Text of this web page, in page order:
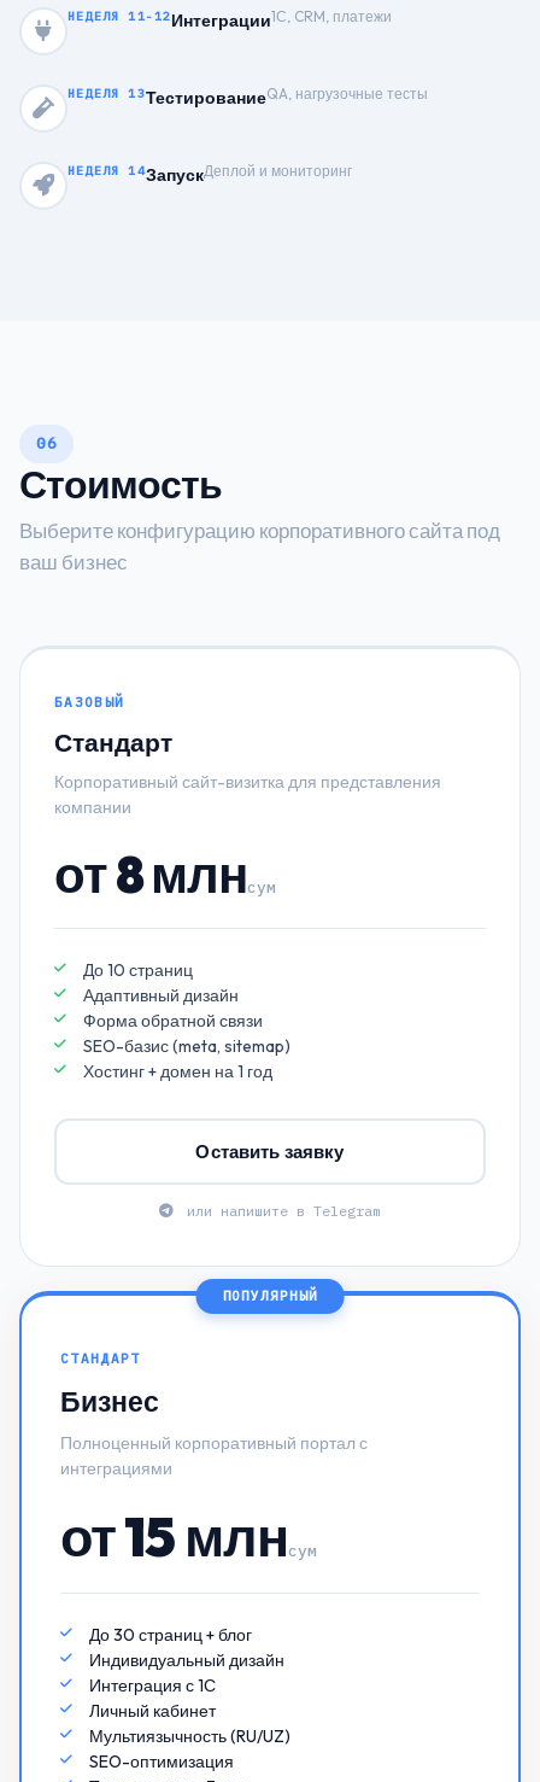
НЕДЕЛЯ 11-12Интеграции1С, CRM, платежи
НЕДЕЛЯ 13ТестированиеQA, нагрузочные тесты
НЕДЕЛЯ 14ЗапускДеплой и мониторинг
06
Стоимость
Выберите конфигурацию корпоративного сайта под
ваш бизнес
БАЗОВЫЙ
Стандарт
Корпоративный сайт-визитка для представления
компании
от 8 млнсум
До 10 страниц
Адаптивный дизайн
Форма обратной связи
SEO-базис (meta, sitemap)
Хостинг + домен на 1 год
Оставить заявку
или напишите в Telegram
ПОПУЛЯРНЫЙ
СТАНДАРТ
Бизнес
Полноценный корпоративный портал с
интеграциями
от 15 млнсум
До 30 страниц + блог
Индивидуальный дизайн
Интеграция с 1С
Личный кабинет
Мультиязычность (RU/UZ)
SEO-оптимизация